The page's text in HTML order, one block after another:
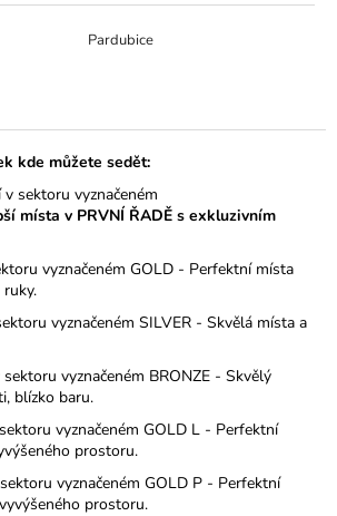
Pardubice
kde můžete sedět:
v sektoru vyznačeném
místa v PRVNÍ ŘADĚ s exkluzivním
vyznačeném GOLD - Perfektní místa
vyznačeném SILVER - Skvělá místa a
sektoru vyznačeném BRONZE - Skvělý
blízko baru.
vyznačeném GOLD L - Perfektní
prostoru.
vyznačeném GOLD P - Perfektní
prostoru.